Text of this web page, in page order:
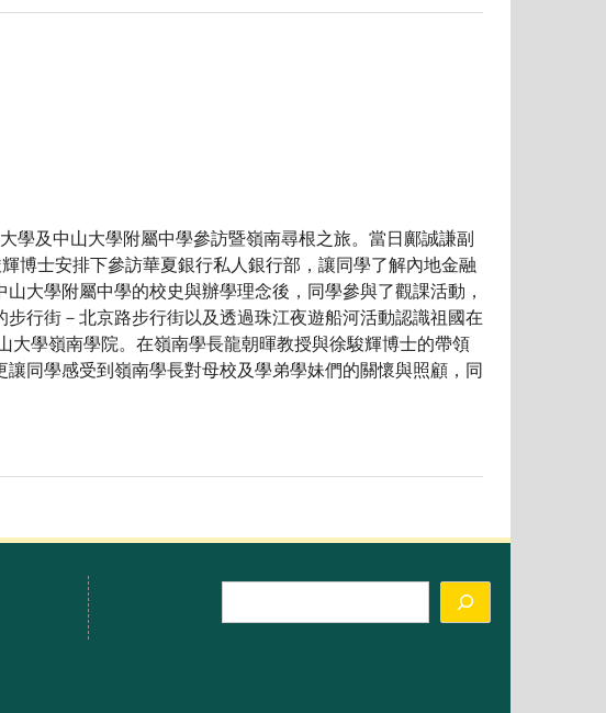
及中山大學附屬中學參訪暨嶺南尋根之旅。當日鄺誠謙副
博士安排下參訪華夏銀行私人銀行部，讓同學了解內地金融
大學附屬中學的校史與辦學理念後，同學參與了觀課活動，
行街－北京路步行街以及透過珠江夜遊船河活動認識祖國在
學嶺南學院。在嶺南學長龍朝暉教授與徐駿輝博士的帶領
同學感受到嶺南學長對母校及學弟學妹們的關懷與照顧，同